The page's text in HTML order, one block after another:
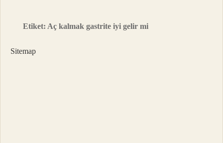
Etiket: Aç kalmak gastrite iyi gelir mi
Sitemap